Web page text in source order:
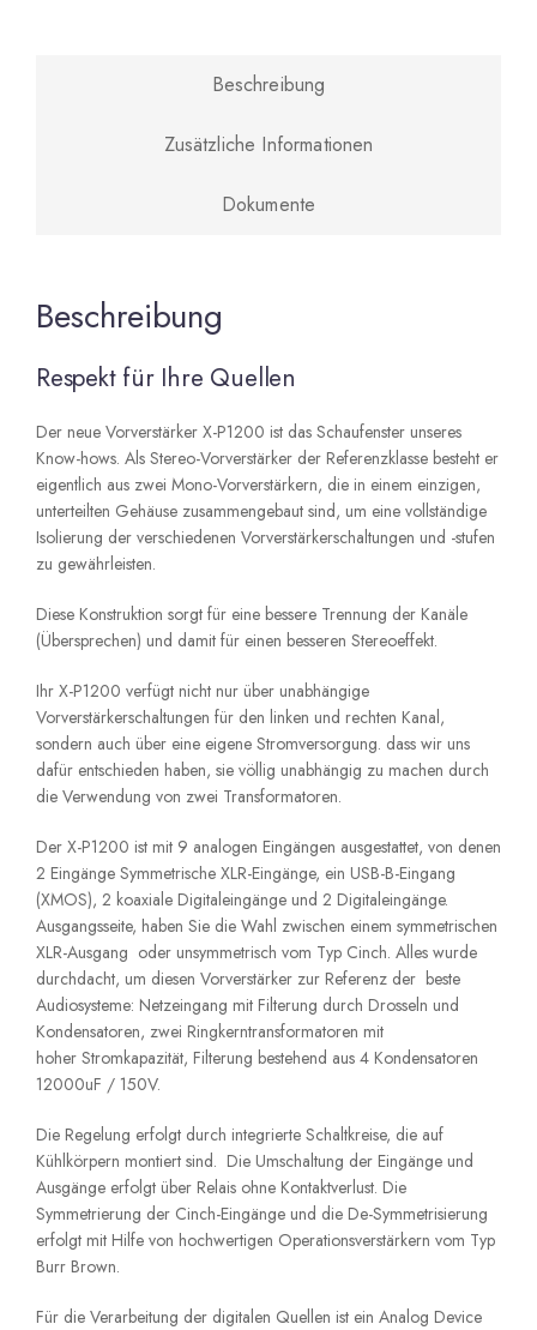
Beschreibung
Zusätzliche Informationen
Dokumente
Beschreibung
Respekt für Ihre Quellen
Der neue Vorverstärker X-P1200 ist das Schaufenster unseres
Know-hows. Als Stereo-Vorverstärker der Referenzklasse besteht er
eigentlich aus zwei Mono-Vorverstärkern, die in einem einzigen,
unterteilten Gehäuse zusammengebaut sind, um eine vollständige
Isolierung der verschiedenen Vorverstärkerschaltungen und -stufen
zu gewährleisten.
Diese Konstruktion sorgt für eine bessere Trennung der Kanäle
(Übersprechen) und damit für einen besseren Stereoeffekt.
Ihr X-P1200 verfügt nicht nur über unabhängige
Vorverstärkerschaltungen für den linken und rechten Kanal,
sondern auch über eine eigene Stromversorgung. dass wir uns
dafür entschieden haben, sie völlig unabhängig zu machen durch
die Verwendung von zwei Transformatoren.
Der X-P1200 ist mit 9 analogen Eingängen ausgestattet, von denen
2 Eingänge Symmetrische XLR-Eingänge, ein USB-B-Eingang
(XMOS), 2 koaxiale Digitaleingänge und 2 Digitaleingänge.
Ausgangsseite, haben Sie die Wahl zwischen einem symmetrischen
XLR-Ausgang oder unsymmetrisch vom Typ Cinch. Alles wurde
durchdacht, um diesen Vorverstärker zur Referenz der beste
Audiosysteme: Netzeingang mit Filterung durch Drosseln und
Kondensatoren, zwei Ringkerntransformatoren mit
hoher Stromkapazität, Filterung bestehend aus 4 Kondensatoren
12000uF / 150V.
Die Regelung erfolgt durch integrierte Schaltkreise, die auf
Kühlkörpern montiert sind. Die Umschaltung der Eingänge und
Ausgänge erfolgt über Relais ohne Kontaktverlust. Die
Symmetrierung der Cinch-Eingänge und die De-Symmetrisierung
erfolgt mit Hilfe von hochwertigen Operationsverstärkern vom Typ
Burr Brown.
Für die Verarbeitung der digitalen Quellen ist ein Analog Device